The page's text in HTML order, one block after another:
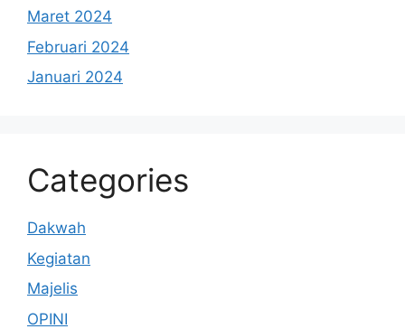
Maret 2024
Februari 2024
Januari 2024
Categories
Dakwah
Kegiatan
Majelis
OPINI